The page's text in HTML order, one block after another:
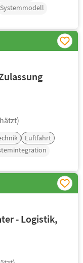
Systemmodell
Luftfahrt
- Logistik,